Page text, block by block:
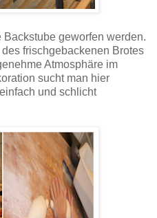
geworfen werden.
frischgebackenen Brotes
Atmosphäre im
sucht man hier
und schlicht